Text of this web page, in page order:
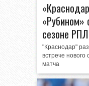
«Рубином»
сезоне РПЛ
"Краснодар"
встрече
матча